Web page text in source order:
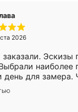
2026
заказали. Эскизы
наиболее
день для замера.
была уже готова.
Спасибо
работу!